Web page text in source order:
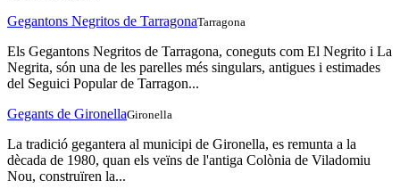
Gegantons Negritos de TarragonaTarragona
Els Gegantons Negritos de Tarragona, coneguts com El Negrito i La
Negrita, són una de les parelles més singulars, antigues i estimades
del Seguici Popular de Tarragon...
Gegants de GironellaGironella
La tradició gegantera al municipi de Gironella, es remunta a la
dècada de 1980, quan els veïns de l'antiga Colònia de Viladomiu
Nou, construïren la...